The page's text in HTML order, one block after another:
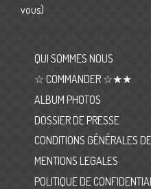
vous)
QUI SOMMES NOUS
☆ COMMANDER ☆★★
ALBUM PHOTOS
DOSSIER DE PRESSE
CONDITIONS GÉNÉRALES
MENTIONS LEGALES
POLITIQUE DE